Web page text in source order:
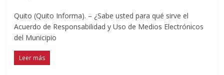
Quito (Quito Informa). – ¿Sabe usted para qué sirve el
Acuerdo de Responsabilidad y Uso de Medios Electrónicos
del Municipio
Leer más